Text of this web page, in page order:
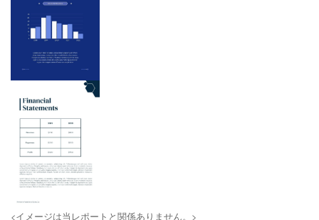
<イメージは当レポートと関係ありません。>